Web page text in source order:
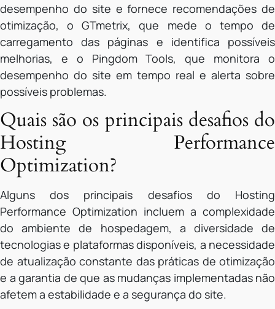
desempenho do site e fornece recomendações de
otimização, o GTmetrix, que mede o tempo de
carregamento das páginas e identifica possíveis
melhorias, e o Pingdom Tools, que monitora o
desempenho do site em tempo real e alerta sobre
possíveis problemas.
Quais são os principais desafios do
Hosting Performance
Optimization?
Alguns dos principais desafios do Hosting
Performance Optimization incluem a complexidade
do ambiente de hospedagem, a diversidade de
tecnologias e plataformas disponíveis, a necessidade
de atualização constante das práticas de otimização
e a garantia de que as mudanças implementadas não
afetem a estabilidade e a segurança do site.